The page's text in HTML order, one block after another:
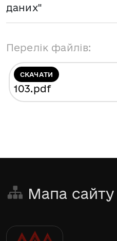
даних"
Перелік файлів:
СКАЧАТИ
103.pdf
Мапа сайту